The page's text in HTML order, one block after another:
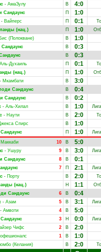
- АмаЗулу В 4:0
Сандаунс П 1:0
- Вайперс П 0:1
(нац.) П 1:0
Бис (Полокване) В 1:0
В 0:3
В 0:3
Аль-Духаиль П 0:1
(нац.) П 1:0
- Мкамбати В 3:0
Сандаунс В 0:4
Сандаунс В 0:2
- Аль-Хилал В 1:0
- Наути В 2:0
Спирс В 1:0
П 1:0
10
Маккаби В 5:0
9
- Ушуру В 3:0
8
Сандаунс В 0:1
7 П 2:1
- Порту В 2:0
(нац.) Н 1:1
6
Сандаунс В 0:4
5
- Азам В 3:1
4
- Амвоти В 5:0
3 Н 0:0
2
Чифс В 2:0
1 В 1:0
(Келания) В 2:0